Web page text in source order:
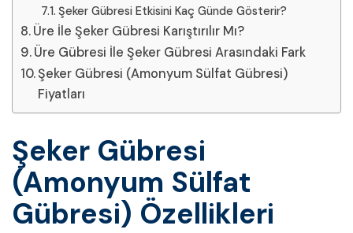
Şeker Gübresi Etkisini Kaç Günde Gösterir?
Üre İle Şeker Gübresi Karıştırılır Mı?
Üre Gübresi İle Şeker Gübresi Arasındaki Fark
Şeker Gübresi (Amonyum Sülfat Gübresi)
Fiyatları
Şeker Gübresi
(Amonyum Sülfat
Gübresi) Özellikleri